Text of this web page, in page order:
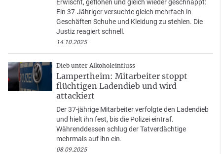
Erwischt, geflohen und gleich wieder geschnappt:
Ein 37-Jähriger versuchte gleich mehrfach in
Geschäften Schuhe und Kleidung zu stehlen. Die
Justiz reagiert schnell.
14.10.2025
Dieb unter Alkoholeinfluss
Lampertheim: Mitarbeiter stoppt
flüchtigen Ladendieb und wird
attackiert
Der 37-jährige Mitarbeiter verfolgte den Ladendieb
und hielt ihn fest, bis die Polizei eintraf.
Währenddessen schlug der Tatverdächtige
mehrmals auf ihn ein.
08.09.2025